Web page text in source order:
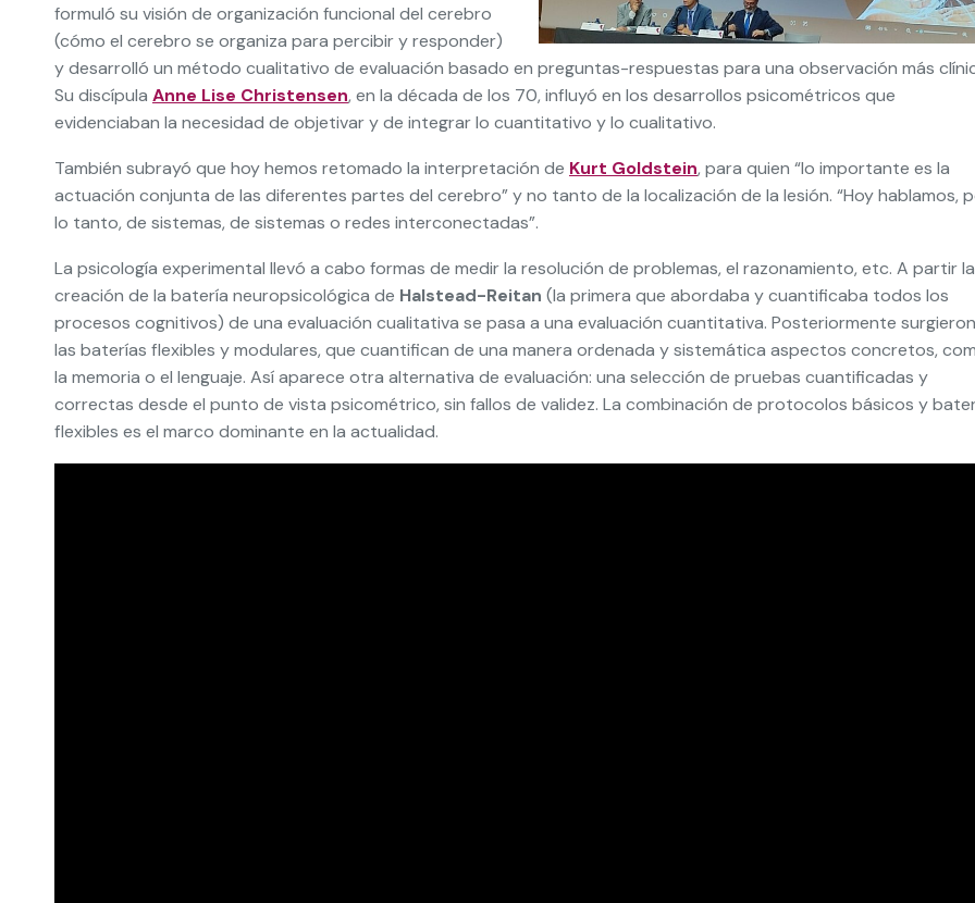
formuló su visión de organización funcional del cerebro
(cómo el cerebro se organiza para percibir y responder)
y desarrolló un método cualitativo de evaluación basado en preguntas-respuestas para una observación más
Su discípula Anne Lise Christensen, en la década de los 70, influyó en los desarrollos psicométricos que
evidenciaban la necesidad de objetivar y de integrar lo cuantitativo y lo cualitativo.
También subrayó que hoy hemos retomado la interpretación de Kurt Goldstein, para quien “lo importante es la
actuación conjunta de las diferentes partes del cerebro” y no tanto de la localización de la lesión. “Hoy hablamos,
lo tanto, de sistemas, de sistemas o redes interconectadas”.
La psicología experimental llevó a cabo formas de medir la resolución de problemas, el razonamiento, etc. A partir la
creación de la batería neuropsicológica de Halstead-Reitan (la primera que abordaba y cuantificaba todos los
procesos cognitivos) de una evaluación cualitativa se pasa a una evaluación cuantitativa. Posteriormente surgieron
las baterías flexibles y modulares, que cuantifican de una manera ordenada y sistemática aspectos concretos,
la memoria o el lenguaje. Así aparece otra alternativa de evaluación: una selección de pruebas cuantificadas y
correctas desde el punto de vista psicométrico, sin fallos de validez. La combinación de protocolos básicos y
flexibles es el marco dominante en la actualidad.